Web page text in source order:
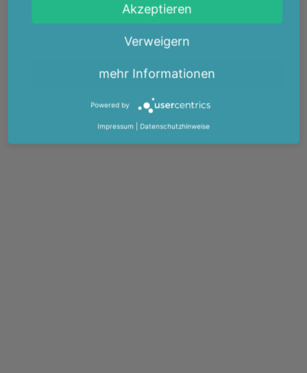
Akzeptieren
Verweigern
mehr Informationen
Powered by
Impressum Datenschutzhinweise